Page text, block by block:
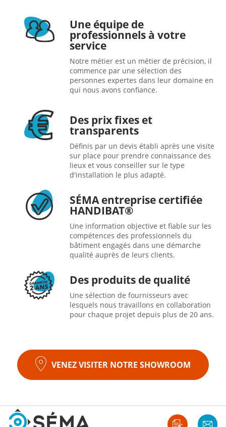
Une équipe de
professionnels à votre
service
Notre métier est un métier de précision, il
commence par une sélection des
personnes expertes dans leur domaine en
qui nous avons confiance.
Des prix fixes et
transparents
Définis par un devis établi après une visite
sur place pour prendre connaissance des
lieux et vous conseiller sur le type
d'installation le plus adapté.
SÉMA entreprise certifiée
HANDIBAT®
Une information objective et fiable sur les
compétences des professionnels du
bâtiment engagés dans une démarche
qualité auprès de leurs clients.
Des produits de qualité
Une sélection de fournisseurs avec
lesquels nous travaillons en collaboration
pour chaque projet depuis plus de 20 ans.
VENEZ VISITER NOTRE SHOWROOM